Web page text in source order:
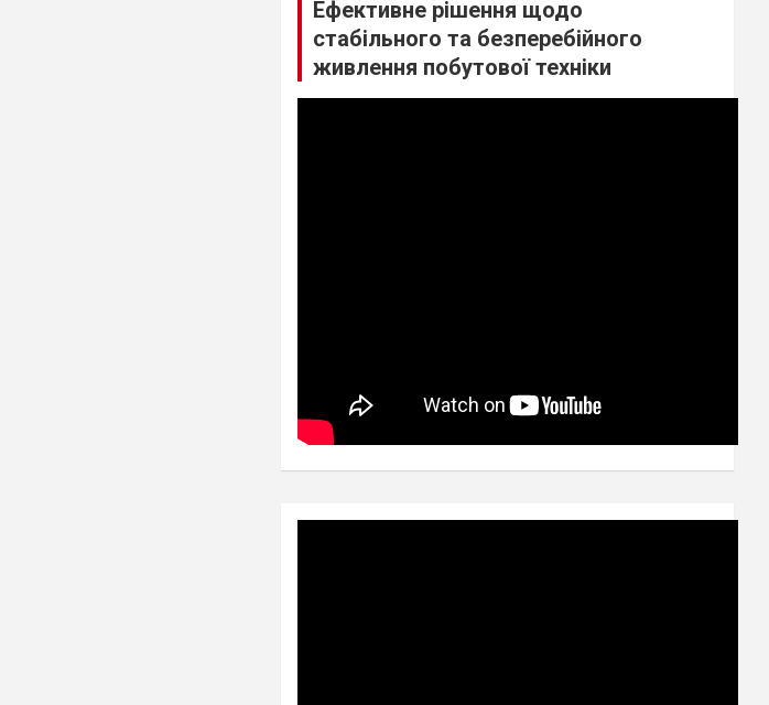
Ефективне рішення щодо
стабільного та безперебійного
живлення побутової техніки